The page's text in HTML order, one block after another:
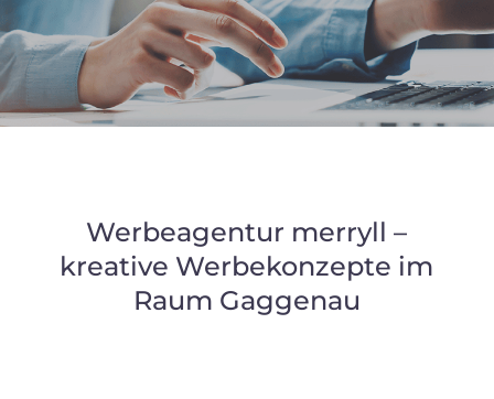
Werbeagentur merryll –
kreative Werbekonzepte im
Raum Gaggenau